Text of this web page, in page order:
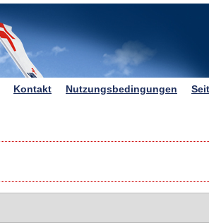
Kontakt Nutzungsbedingungen